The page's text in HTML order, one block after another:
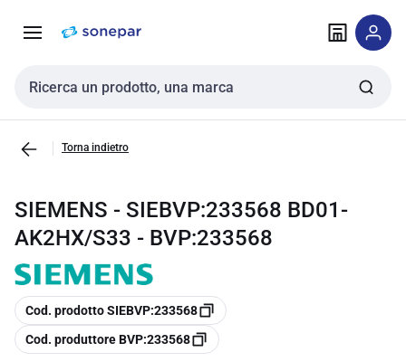
navigazione alla
Cerca input
Torna indietro
SIEMENS - SIEBVP:233568 BD01-
AK2HX/S33 - BVP:233568
copia
Cod. prodotto SIEBVP:233568
copia
Cod. produttore BVP:233568